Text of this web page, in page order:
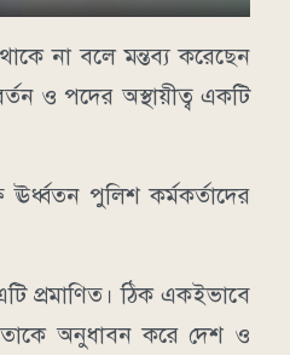
না বলে মন্তব্য করেছেন
ও পদের অস্থায়ীত্ব একটি
ঊর্ধ্বতন পুলিশ কর্মকর্তাদের
প্রমাণিত। ঠিক একইভাবে
অনুধাবন করে দেশ ও